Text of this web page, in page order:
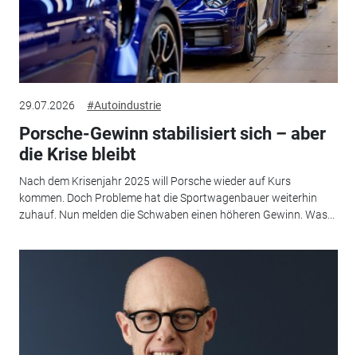
29.07.2026 #Autoindustrie
Porsche-Gewinn stabilisiert sich – aber
die Krise bleibt
Nach dem Krisenjahr 2025 will Porsche wieder auf Kurs
kommen. Doch Probleme hat die Sportwagenbauer weiterhin
zuhauf. Nun melden die Schwaben einen höheren Gewinn. Was...